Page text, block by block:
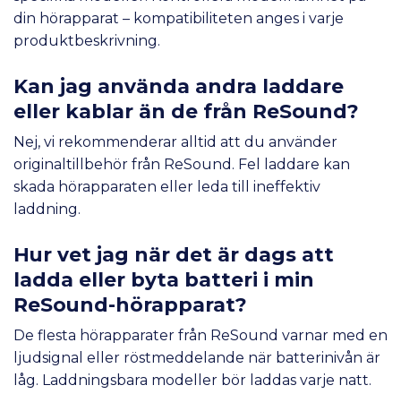
din hörapparat – kompatibiliteten anges i varje
produktbeskrivning.
Kan jag använda andra laddare
eller kablar än de från ReSound?
Nej, vi rekommenderar alltid att du använder
originaltillbehör från ReSound. Fel laddare kan
skada hörapparaten eller leda till ineffektiv
laddning.
Hur vet jag när det är dags att
ladda eller byta batteri i min
ReSound-hörapparat?
De flesta hörapparater från ReSound varnar med en
ljudsignal eller röstmeddelande när batterinivån är
låg. Laddningsbara modeller bör laddas varje natt.